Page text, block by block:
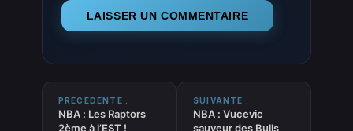
PRÉCÉDENTE :
NBA : Les Raptors
2ème à l’EST !
SUIVANTE :
NBA : Vucevic
sauveur des Bulls